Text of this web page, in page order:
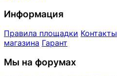
Информация
Правила площадки Контакты
магазина Гарант
Мы на форумах